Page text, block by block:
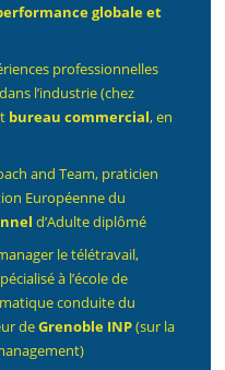
globale et
professionnelles
l’industrie (chez
bureau commercial, en
and Team, praticien
Européenne du
d’Adulte diplômé
le télétravail,
à l’école de
conduite du
deGrenoble INP(sur la